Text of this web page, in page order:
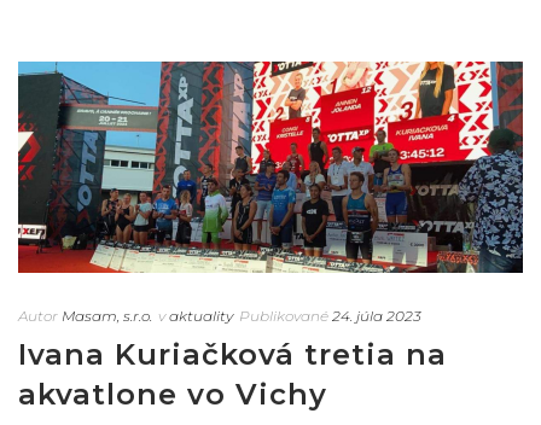
Autor Masam, s.r.o. v aktuality Publikované 24. júla 2023
Ivana Kuriačková tretia na
akvatlone vo Vichy